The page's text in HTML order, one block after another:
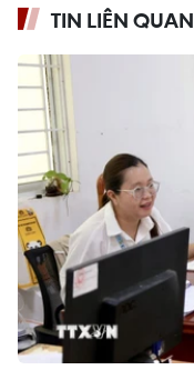
TIN LIÊN QUAN